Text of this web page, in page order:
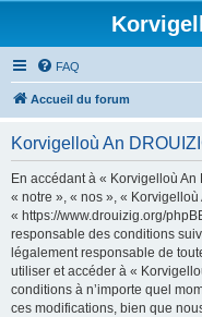
FAQ
Accueil du forum
Korvigelloù An
En accédant à « Korvigelloù
« notre », « nos », « Korvigelloù
« https://www.drouizig.org/
responsable des conditions
légalement responsable de
utiliser et accéder à «
conditions à n’importe quel
ces modifications, bien que